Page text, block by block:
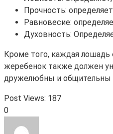
Прочность:
Равновесие:
Духовность:
Кроме того, каждая
жеребенок также должен
дружелюбны и общительны
Post Views: 187
0